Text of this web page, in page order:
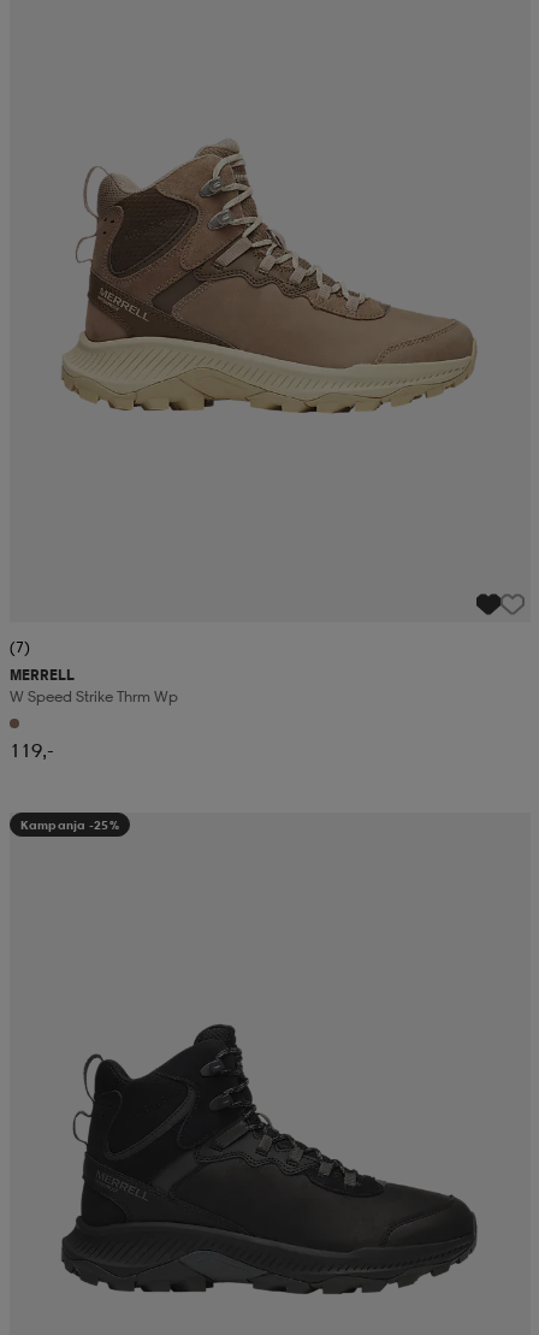
(7)
MERRELL
W Speed Strike Thrm Wp
119,-
Kampanja -25%